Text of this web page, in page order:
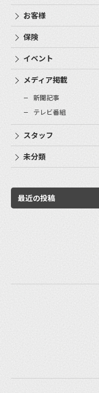
お客様
保険
イベント
メディア掲載
新聞記事
テレビ番組
スタッフ
未分類
最近の投稿